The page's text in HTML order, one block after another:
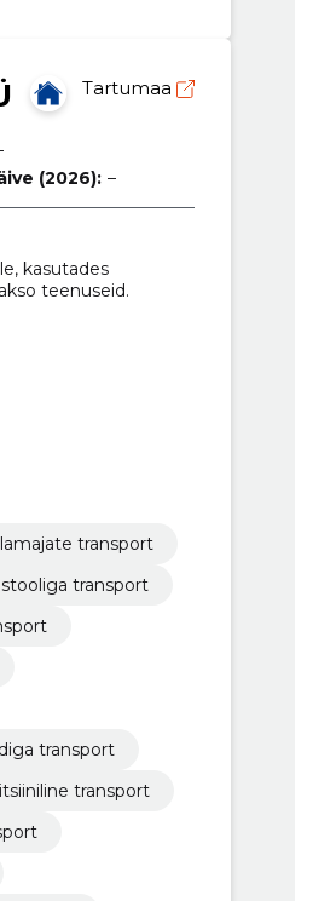
Tartumaa
(2026): –
kasutades
teenuseid.
lamajate transport
transport
transport
transport